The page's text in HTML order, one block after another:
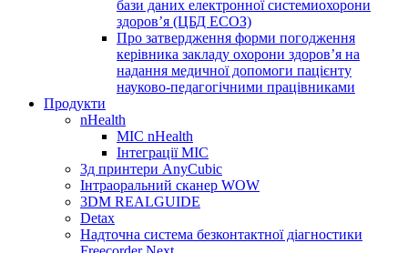
бази даних електронної системиохорони
здоров’я (ЦБД ЕСОЗ)
Про затвердження форми погодження
керівника закладу охорони здоров’я на
надання медичної допомоги пацієнту
науково-педагогічними працівниками
Продукти
nHealth
МІС nHealth
Інтеграції МІС
3д принтери AnyCubic
Інтраоральний сканер WOW
3DM REALGUIDE
Detax
Надточна система безконтактної діагностики